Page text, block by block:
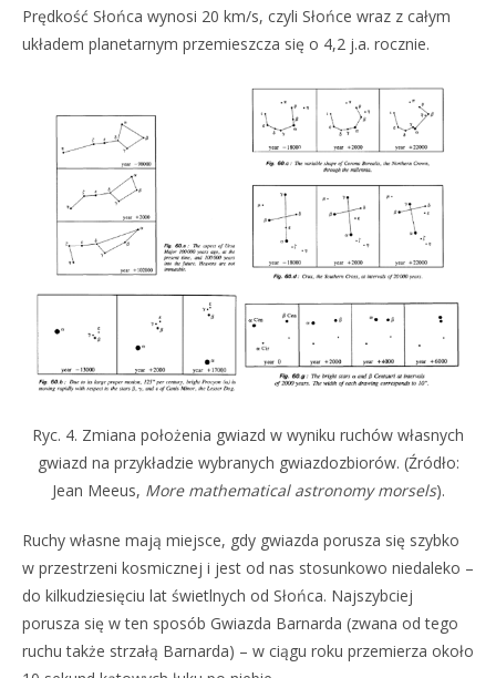
Prędkość Słońca wynosi 20 km/s, czyli Słońce wraz z całym
układem planetarnym przemieszcza się o 4,2 j.a. rocznie.
Ryc. 4. Zmiana położenia gwiazd w wyniku ruchów własnych
gwiazd na przykładzie wybranych gwiazdozbiorów. (Źródło:
Jean Meeus, More mathematical astronomy morsels).
Ruchy własne mają miejsce, gdy gwiazda porusza się szybko
w przestrzeni kosmicznej i jest od nas stosunkowo niedaleko –
do kilkudziesięciu lat świetlnych od Słońca. Najszybciej
porusza się w ten sposób Gwiazda Barnarda (zwana od tego
ruchu także strzałą Barnarda) – w ciągu roku przemierza około